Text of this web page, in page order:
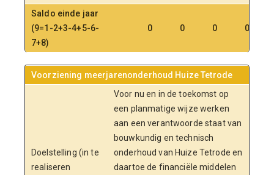
Saldo einde jaar
(9=1-2+3-4+5-6-
7+8)
0 0 0 0
Voorziening meerjarenonderhoud Huize Tetrode
Doelstelling (in te
realiseren
Voor nu en in de toekomst op
een planmatige wijze werken
aan een verantwoorde staat van
bouwkundig en technisch
onderhoud van Huize Tetrode en
daartoe de financiële middelen